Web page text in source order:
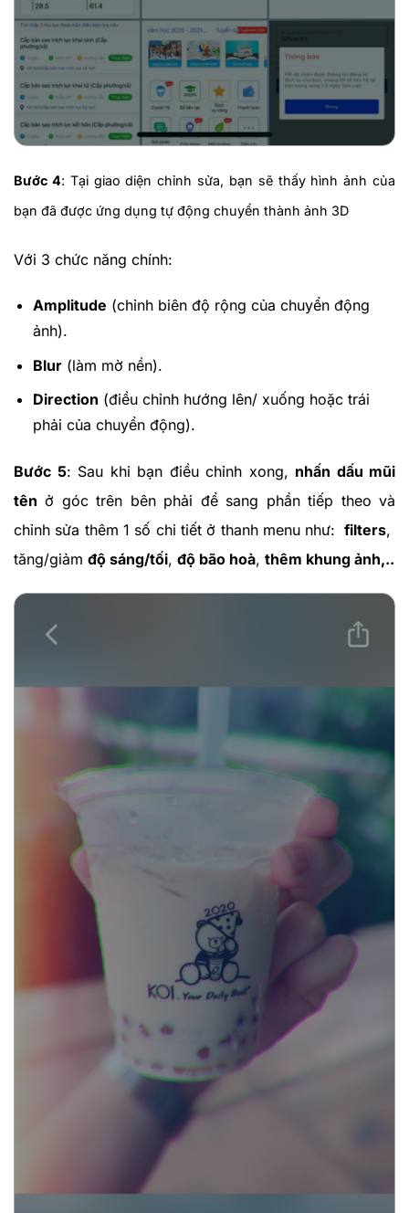
Bước 4: Tại giao diện chỉnh sửa, bạn sẽ thấy hình ảnh của
bạn đã được ứng dụng tự động chuyển thành ảnh 3D
Với 3 chức năng chính:
Amplitude (chỉnh biên độ rộng của chuyển động
ảnh).
Blur(làm mờ nền).
Direction (điều chỉnh hướng lên/ xuống hoặc trái
phải của chuyển động).
Bước 5: Sau khi bạn điều chỉnh xong, nhấn dấu mũi
tên ở góc trên bên phải để sang phần tiếp theo và
chỉnh sửa thêm 1 số chi tiết ở thanh menu như: filters,
tăng/giảm độ sáng/tối, độ bão hoà, thêm khung ảnh,..